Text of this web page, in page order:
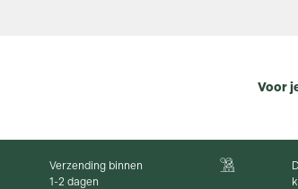
Voor
Verzending binnen
1-2 dagen